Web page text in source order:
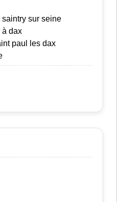
sur seine
à dax
paul les dax